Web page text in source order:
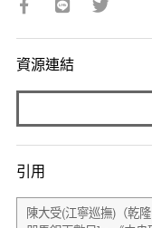
資源連結
引用